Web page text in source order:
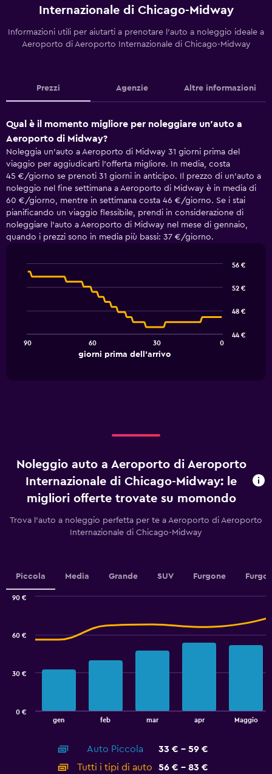
Internazionale di Chicago-Midway
Informazioni utili per aiutarti a prenotare l'auto a noleggio ideale a
Aeroporto di Aeroporto Internazionale di Chicago-Midway
Prezzi Agenzie Altre informazioni
Qual è il momento migliore per noleggiare un'auto a
Aeroporto di Midway?
Noleggia un'auto a Aeroporto di Midway 31 giorni prima del
viaggio per aggiudicarti l'offerta migliore. In media, costa
45 €/giorno se prenoti 31 giorni in anticipo. Il prezzo di un'auto a
noleggio nel fine settimana a Aeroporto di Midway è in media di
60 €/giorno, mentre in settimana costa 46 €/giorno. Se i stai
pianificando un viaggio flessibile, prendi in considerazione di
noleggiare l'auto a Aeroporto di Midway nel mese di gennaio,
quando i prezzi sono in media più bassi: 37 €/giorno.
Line
chart
The
Range:
91
categories.
The
has
values.
Range:
44
Chart
giorni prima dell'arrivo
90 60 30 0
44 €
48 €
52 €
56 €
Noleggio auto a Aeroporto di Aeroporto
Internazionale di Chicago-Midway: le
migliori offerte trovate su momondo
Trova l'auto a noleggio perfetta per te a Aeroporto di Aeroporto
Internazionale di Chicago-Midway
Piccola Media Grande SUV Furgone
gen feb mar apr Maggio
0 €
30 €
60 €
90 €
End
Auto Piccola
33 € - 59 €
Tutti i tipi di auto
56 € - 83 €